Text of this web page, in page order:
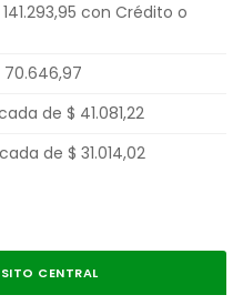
141.293,95 con Crédito o
70.646,97
de $ 41.081,22
de $ 31.014,02
CENTRAL